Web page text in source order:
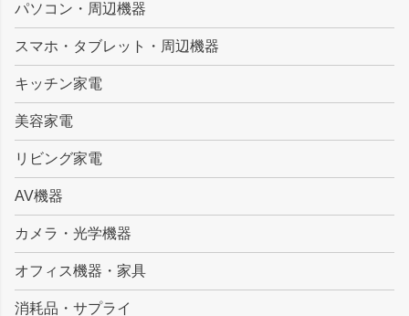
ップ
パソコン・周辺機器
スマホ・タブレット・周辺機器
キッチン家電
美容家電
リビング家電
AV機器
カメラ・光学機器
オフィス機器・家具
消耗品・サプライ